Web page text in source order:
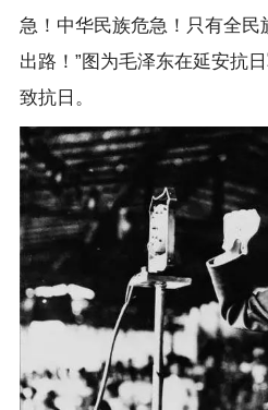
急！中华民族危急！只有全民
出路！”图为毛泽东在延安抗
致抗日。